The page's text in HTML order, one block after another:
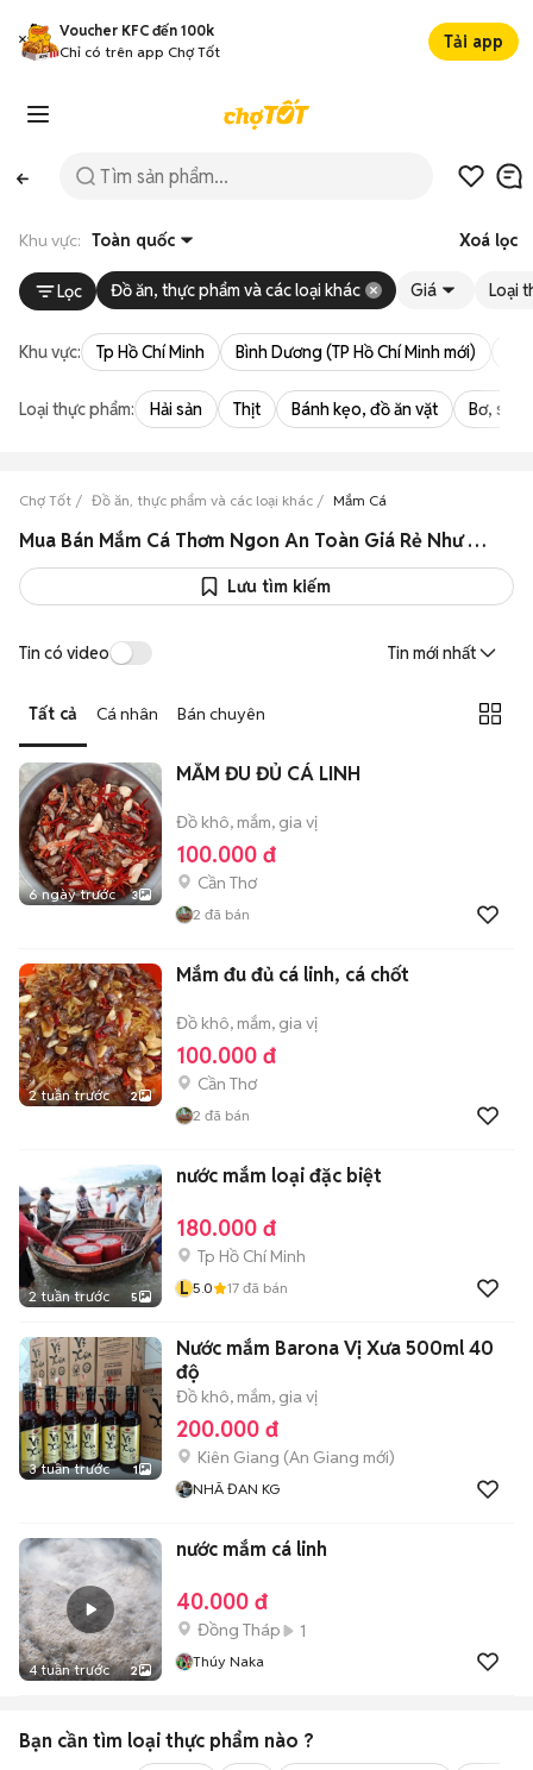
Voucher KFC đến 100k
Chỉ có trên app Chợ Tốt
Tải app
Khu vực: Toàn quốc Xoá lọc
Lọc Đồ ăn, thực phẩm và các loại khác Giá Loại
Khu vực: Tp Hồ Chí Minh Bình Dương (TP Hồ Chí Minh mới)
Loại thực phẩm: Hải sản Thịt Bánh kẹo, đồ ăn vặt Bơ,
Chợ Tốt Đồ ăn, thực phẩm và các loại khác Mắm Cá
Mua Bán Mắm Cá Thơm Ngon An Toàn Giá Rẻ Như Giá Sỉ
Lưu tìm kiếm
Tin có video Tin mới nhất
Tất cả Cá nhân Bán chuyên
6 ngày trước 3
MẮM ĐU ĐỦ CÁ LINH
Đồ khô, mắm, gia vị
100.000 đ
Cần Thơ
2 đã bán
2 tuần trước 2
Mắm đu đủ cá linh, cá chốt
Đồ khô, mắm, gia vị
100.000 đ
Cần Thơ
2 đã bán
2 tuần trước 5
nước mắm loại đặc biệt
180.000 đ
Tp Hồ Chí Minh
L 5.0 17 đã bán
3 tuần trước 1
Nước mắm Barona Vị Xưa 500ml 40
độ
Đồ khô, mắm, gia vị
200.000 đ
Kiên Giang (An Giang mới)
NHÃ ĐAN KG
4 tuần trước 2
nước mắm cá linh
40.000 đ
Đồng Tháp 1
Thúy Naka
Bạn cần tìm loại thực phẩm nào ?